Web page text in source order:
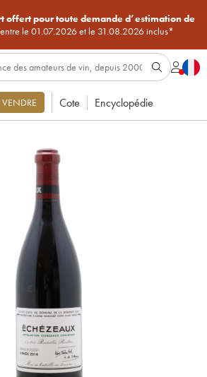
offert pour toute demande d’estimation de
le 01.07.2026 et le 31.08.2026 inclus*
VENDRE Cote Encyclopédie